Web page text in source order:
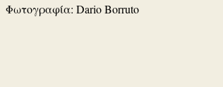
Φωτογραφία: Dario Borruto